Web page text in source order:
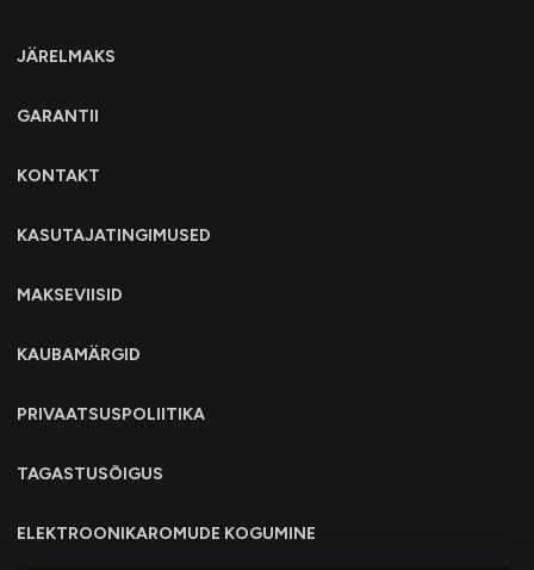
JÄRELMAKS
GARANTII
KONTAKT
KASUTAJATINGIMUSED
MAKSEVIISID
KAUBAMÄRGID
PRIVAATSUSPOLIITIKA
TAGASTUSÕIGUS
ELEKTROONIKAROMUDE KOGUMINE